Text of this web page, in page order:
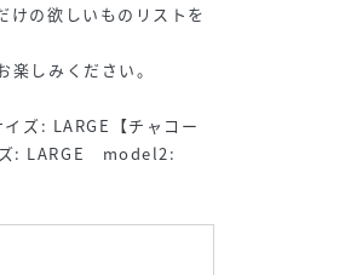
けの欲しいものリストを
しみください。
ズ: LARGE【チャコー
: LARGE model2: